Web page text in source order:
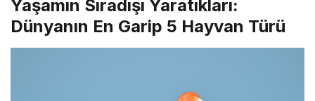
Yaşamın Sıradışı Yaratıkları:
Dünyanın En Garip 5 Hayvan Türü